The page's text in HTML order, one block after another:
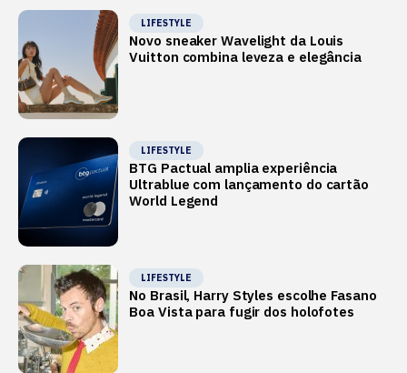
LIFESTYLE
Novo sneaker Wavelight da Louis
Vuitton combina leveza e elegância
LIFESTYLE
BTG Pactual amplia experiência
Ultrablue com lançamento do cartão
World Legend
LIFESTYLE
No Brasil, Harry Styles escolhe Fasano
Boa Vista para fugir dos holofotes